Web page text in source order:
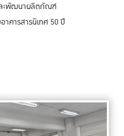
ะพัฒนาผลิตภัณฑ์
าคารสารนิเทศ 50 ปี